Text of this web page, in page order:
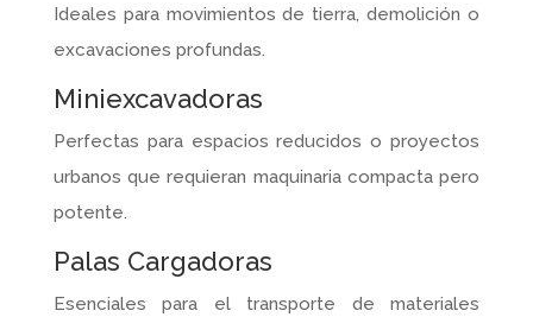
Ideales para movimientos de tierra, demolición o
excavaciones profundas.
Miniexcavadoras
Perfectas para espacios reducidos o proyectos
urbanos que requieran maquinaria compacta pero
potente.
Palas Cargadoras
Esenciales para el transporte de materiales